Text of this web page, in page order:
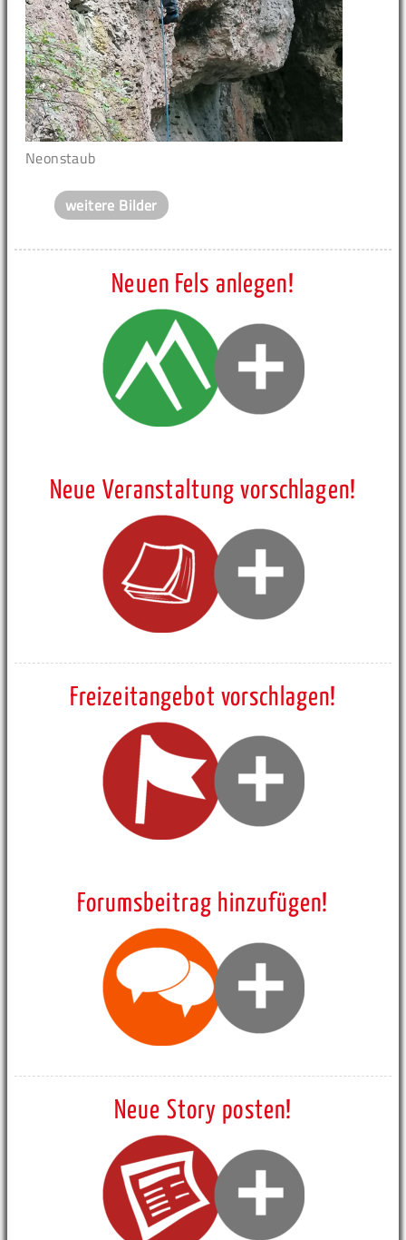
Neonstaub
weitere Bilder
Neuen Fels anlegen!
Neue Veranstaltung vorschlagen!
Freizeitangebot vorschlagen!
Forumsbeitrag hinzufügen!
Neue Story posten!